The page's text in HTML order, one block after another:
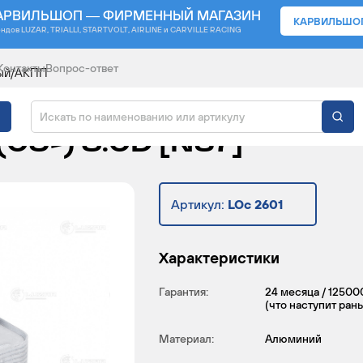
— ФИРМЕННЫЙ МАГАЗИН
LUZAR, TRIALLI, STARTVOLT, AIRLINE и CARVILLE RACING
Вопрос-ответ
АКПП
ДЛЯ А/М BMW X5
) 3.0D [N57]
Артикул: LOc 2601
Характеристики
Гарантия:
24 месяца /
(что наступит
Материал: Алюминий